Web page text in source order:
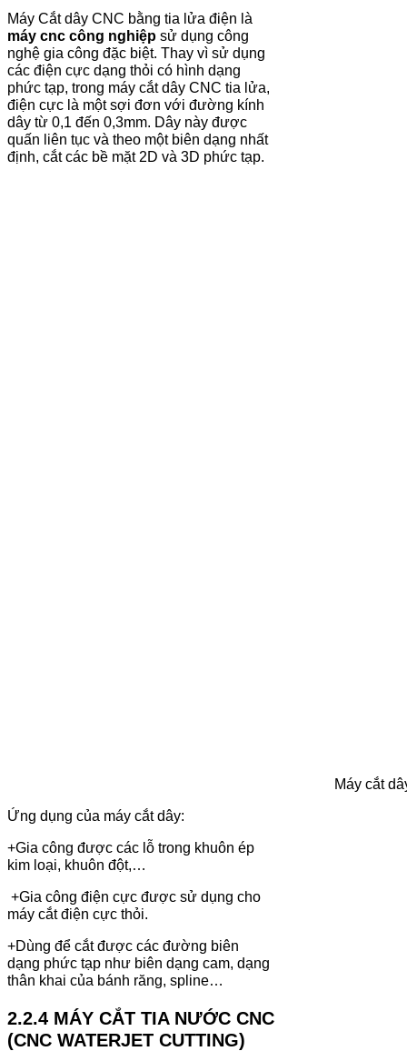
Máy Cắt dây CNC bằng tia lửa điện là
máy cnc công nghiệp sử dụng công
nghệ gia công đặc biệt. Thay vì sử dụng
các điện cực dạng thỏi có hình dạng
phức tạp, trong máy cắt dây CNC tia lửa,
điện cực là một sợi đơn với đường kính
dây từ 0,1 đến 0,3mm. Dây này được
quấn liên tục và theo một biên dạng nhất
định, cắt các bề mặt 2D và 3D phức tạp.
Máy cắt dây
Ứng dụng của máy cắt dây:
+Gia công được các lỗ trong khuôn ép
kim loại, khuôn đột,…
+Gia công điện cực được sử dụng cho
máy cắt điện cực thỏi.
+Dùng để cắt được các đường biên
dạng phức tạp như biên dạng cam, dạng
thân khai của bánh răng, spline…
2.2.4 MÁY CẮT TIA NƯỚC CNC
(CNC WATERJET CUTTING)